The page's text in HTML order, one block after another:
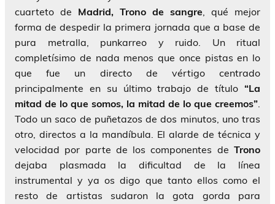
cuarteto de Madrid, Trono de sangre, qué mejor
forma de despedir la primera jornada que a base de
pura metralla, punkarreo y ruido. Un ritual
completísimo de nada menos que once pistas en lo
que fue un directo de vértigo centrado
principalmente en su último trabajo de título “La
mitad de lo que somos, la mitad de lo que creemos”.
Todo un saco de puñetazos de dos minutos, uno tras
otro, directos a la mandíbula. El alarde de técnica y
velocidad por parte de los componentes de Trono
dejaba plasmada la dificultad de la línea
instrumental y ya os digo que tanto ellos como el
resto de artistas sudaron la gota gorda para